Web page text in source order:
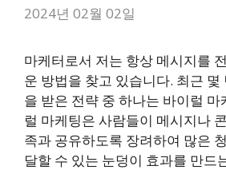
2024년 02월 02일
마케터로서 저는 항상 메시지를
운 방법을 찾고 있습니다. 최근 몇
을 받은 전략 중 하나는 바이럴 마
럴 마케팅은 사람들이 메시지나
족과 공유하도록 장려하여 많은
달할 수 있는 눈덩이 효과를 만드